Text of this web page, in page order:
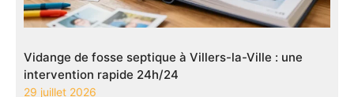
Vidange de fosse septique à Villers-la-Ville : une
intervention rapide 24h/24
29 juillet 2026